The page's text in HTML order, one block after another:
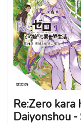
Re:Zero kara
Daiyonshou